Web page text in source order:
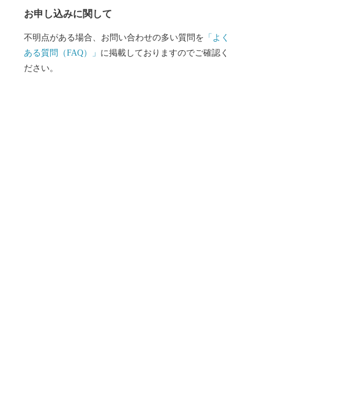
お申し込みに関して
不明点がある場合、お問い合わせの多い質問を 「よく
ある質問（FAQ）」 に掲載しておりますのでご確認く
ださい。